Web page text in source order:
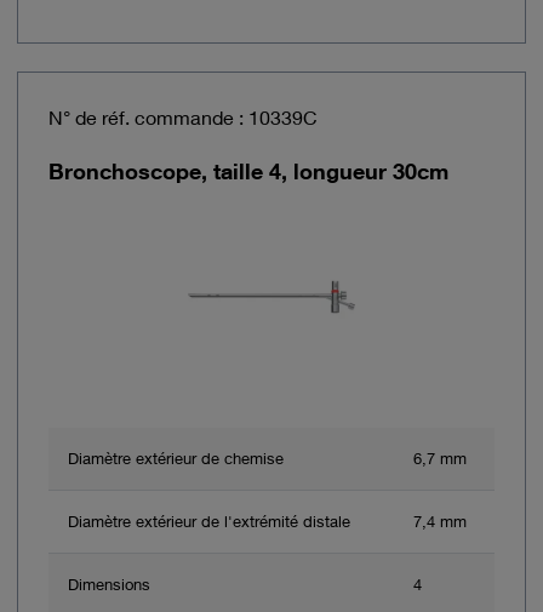
N° de réf. commande : 10339C
Bronchoscope, taille 4, longueur 30cm
Diamètre extérieur de chemise 6,7 mm
Diamètre extérieur de l'extrémité distale 7,4 mm
Dimensions 4